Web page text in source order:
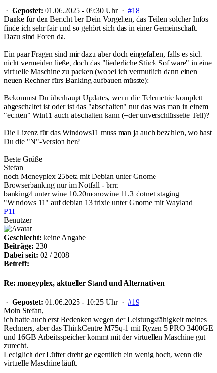
· Gepostet: 01.06.2025 - 09:30 Uhr · #18
Danke für den Bericht ber Dein Vorgehen, das Teilen solcher Infos
finde ich sehr fair und so gehört sich das in einer Gemeinschaft.
Dazu sind Foren da.
Ein paar Fragen sind mir dazu aber doch eingefallen, falls es sich
nicht vermeiden ließe, doch das "liederliche Stück Software" in eine
virtuelle Maschine zu packen (wobei ich vermutlich dann einen
neuen Rechner fürs Banking aufbauen müsste):
Bekommst Du überhaupt Updates, wenn die Telemetrie komplett
abgeschaltet ist oder ist das "abschalten" nur das was man in einem
"echten" Win11 auch abschalten kann (=der unverschlüsselte Teil)?
Die Lizenz für das Windows11 muss man ja auch bezahlen, wo hast
Du die "N"-Version her?
Beste Grüße
Stefan
noch Moneyplex 25beta mit Debian unter Gnome
Browserbanking nur im Notfall - brrr.
banking4 unterwine 10.20monowine 11.3-dotnet-staging-
"Windows 11" auf debian 13 trixie unter Gnome mit Wayland
P1I
Benutzer
Geschlecht: keine Angabe
Beiträge: 230
Dabei seit: 02 / 2008
Betreff:
Re: moneyplex, aktueller Stand und Alternativen
· Gepostet: 01.06.2025 - 10:25 Uhr · #19
Moin Stefan,
ich hatte auch erst Bedenken wegen der Leistungsfähigkeit meines
Rechners, aber das ThinkCentre M75q-1 mit Ryzen 5 PRO 3400GE
und 16GB Arbeitsspeicher kommt mit der virtuellen Maschine gut
zurecht.
Lediglich der Lüfter dreht gelegentlich ein wenig hoch, wenn die
virtuelle Maschine läuft.